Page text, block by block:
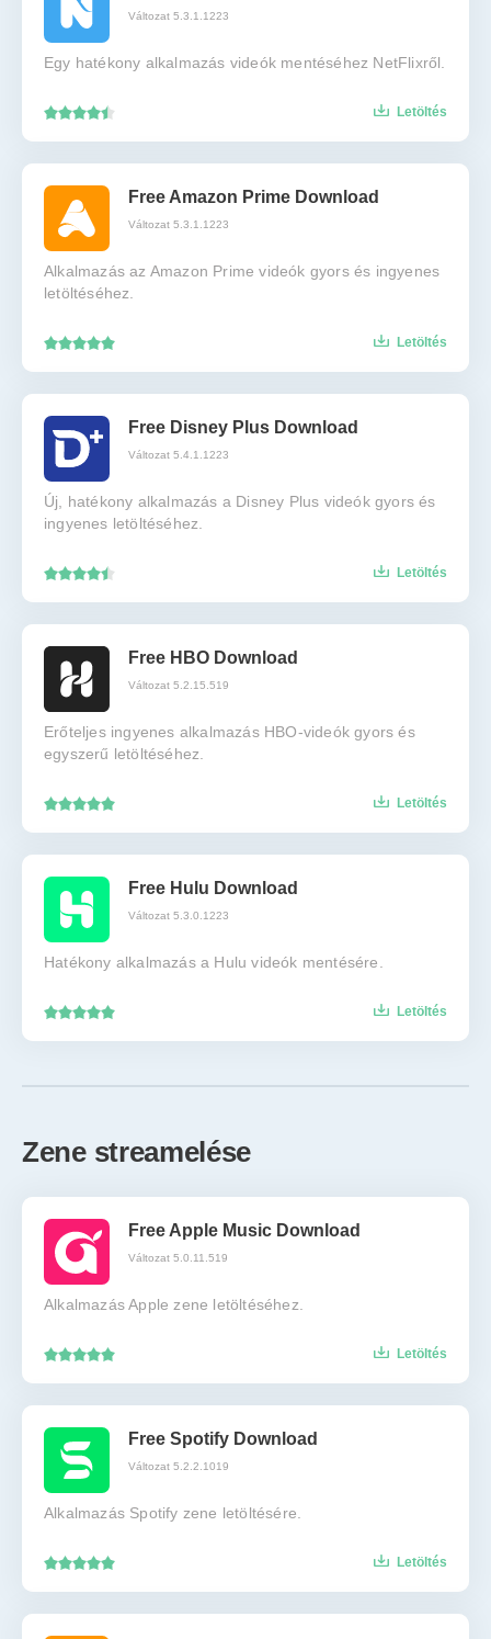
Változat 5.3.1.1223
Egy hatékony alkalmazás videók mentéséhez NetFlixről.
Letöltés
Free Amazon Prime Download
Változat 5.3.1.1223
Alkalmazás az Amazon Prime videók gyors és ingyenes
letöltéséhez.
Letöltés
Free Disney Plus Download
Változat 5.4.1.1223
Új, hatékony alkalmazás a Disney Plus videók gyors és
ingyenes letöltéséhez.
Letöltés
Free HBO Download
Változat 5.2.15.519
Erőteljes ingyenes alkalmazás HBO-videók gyors és
egyszerű letöltéséhez.
Letöltés
Free Hulu Download
Változat 5.3.0.1223
Hatékony alkalmazás a Hulu videók mentésére.
Letöltés
Zene streamelése
Free Apple Music Download
Változat 5.0.11.519
Alkalmazás Apple zene letöltéséhez.
Letöltés
Free Spotify Download
Változat 5.2.2.1019
Alkalmazás Spotify zene letöltésére.
Letöltés